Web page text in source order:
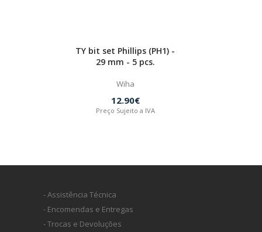
TY bit set Phillips (PH1) -
29 mm - 5 pcs.
Wiha
12.90€
Preço Sujeito a IVA
- Assistência Técnica
- Encomendas e Entregas
- Trocas e Devoluções